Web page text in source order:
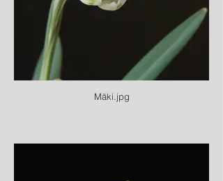
Mäki.jpg